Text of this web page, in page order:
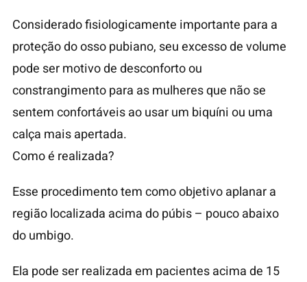
Considerado fisiologicamente importante para a
proteção do osso pubiano, seu excesso de volume
pode ser motivo de desconforto ou
constrangimento para as mulheres que não se
sentem confortáveis ao usar um biquíni ou uma
calça mais apertada.
Como é realizada?
Esse procedimento tem como objetivo aplanar a
região localizada acima do púbis – pouco abaixo
do umbigo.
Ela pode ser realizada em pacientes acima de 15